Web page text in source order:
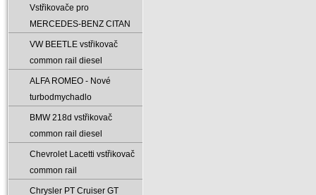
Vstřikovače pro
MERCEDES-BENZ CITAN
VW BEETLE vstřikovač
common rail diesel
ALFA ROMEO - Nové
turbodmychadlo
BMW 218d vstřikovač
common rail diesel
Chevrolet Lacetti vstřikovač
common rail
Chrysler PT Cruiser GT